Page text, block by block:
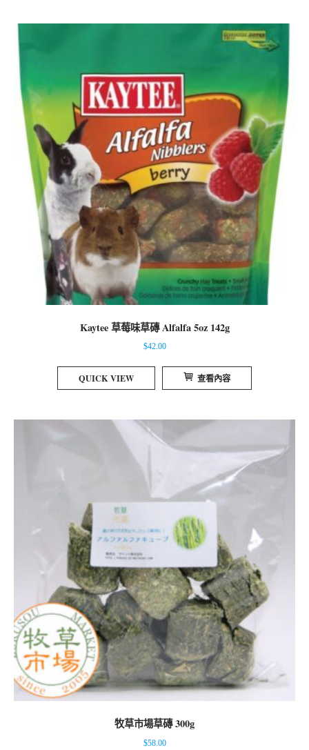
Kaytee 草莓味草磚 Alfalfa 5oz 142g
$42.00
QUICK VIEW 查看內容
牧草市場草磚 300g
$58.00